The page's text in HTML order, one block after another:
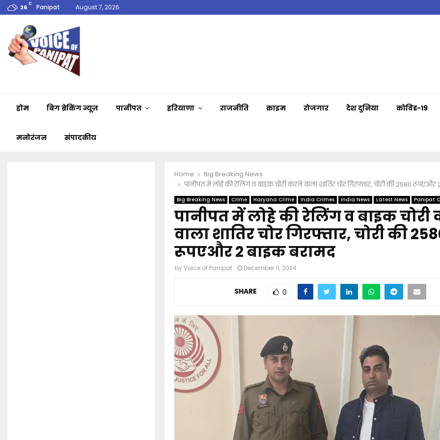
26 C Panipat August 7, 2026
होम बिग ब्रेकिंग न्यूज़ पानीपत हरियाणा राजनीति क्राइम रोजगार देश दुनिया कोविड-19
मनोरंजन संपादकीय
Home
Big Breaking News
पानीपत में लोहे की रेलिंग व बाइक चोरी करने वाला शातिर चोर गिरफ्तार, चोरी की 2580 रूपएऔर
Big Breaking News Crime Haryana Crime India Crimes India News Latest News Panipat
पानीपत में लोहे की रेलिंग व बाइक
वाला शातिर चोर गिरफ्तार, चोरी की
रूपएऔर 2 बाइक बरामद
byVoice of Panipat December 11, 2024
SHARE 0